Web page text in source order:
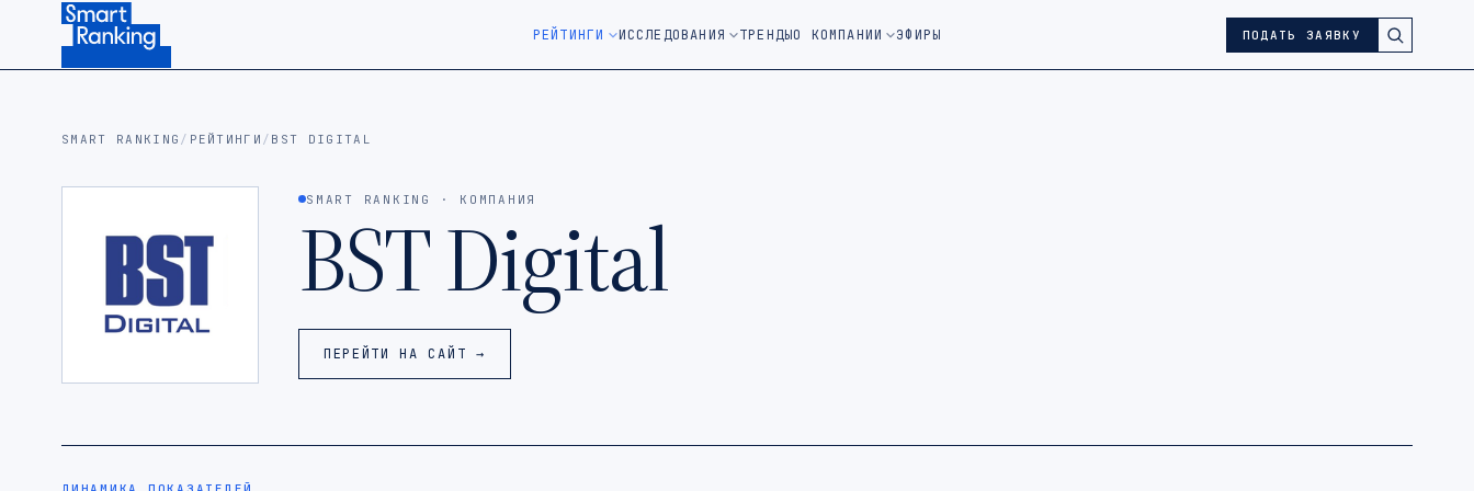
Подписаться на наш канал в Telegram (откроется в новом окне)
РЕЙТИНГИ ИССЛЕДОВАНИЯ ТРЕНДЫО КОМПАНИИ ЭФИРЫ ПОДАТЬ ЗАЯВКУ
SMART RANKING / РЕЙТИНГИ / BST DIGITAL
SMART RANKING · КОМПАНИЯ
BST Digital
ПЕРЕЙТИ НА САЙТ →